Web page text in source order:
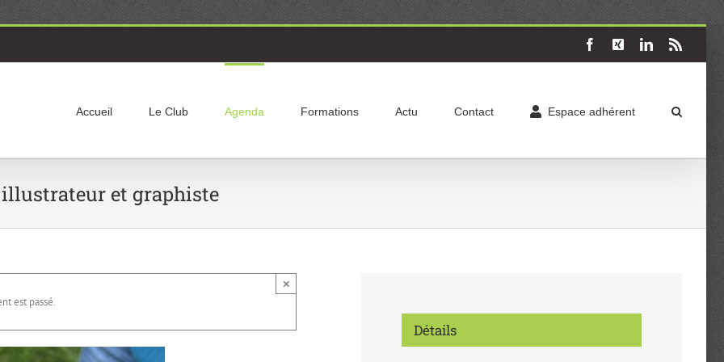
Facebook
X LinkedIn
Accueil Le Club Agenda Formations Actu Contact Espace adhérent
et graphiste
est passé.
×
Détails